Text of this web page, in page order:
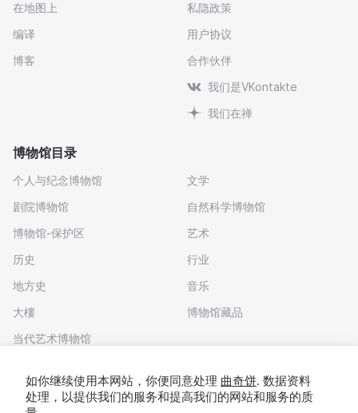
在地图上
编译
博客
私隐政策
用户协议
合作伙伴
我们是VKontakte
我们在禅
博物馆目录
个人与纪念博物馆
剧院博物馆
博物馆-保护区
历史
地方史
大樓
当代艺术博物馆
文学
自然科学博物馆
艺术
行业
音乐
博物馆藏品
如你继续使用本网站，你便同意处理 曲奇饼. 数据资料
处理，以提供我们的服务和提高我们的网站和服务的质